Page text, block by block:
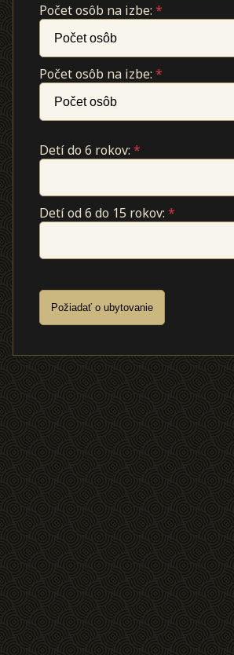
Počet osôb na izbe:*
Počet osôb na izbe:*
Detí do 6 rokov:*
Detí od 6 do 15 rokov:*
Požiadať o ubytovanie